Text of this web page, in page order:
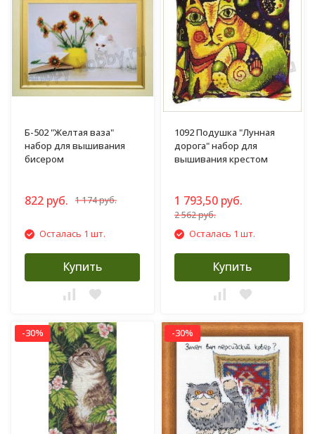
Б-502 "Желтая ваза"
набор для вышивания
бисером
822 руб. 1 174 руб.
Осталась 1 шт.
Купить
1092 Подушка "Лунная
дорога" набор для
вышивания крестом
1 793,50 руб.
2 562 руб.
Осталась 1 шт.
Купить
-30% -30%